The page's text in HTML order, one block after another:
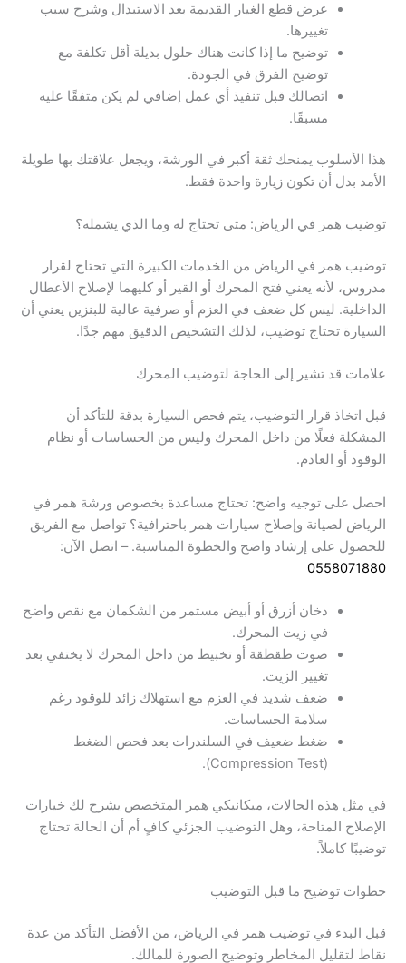
عرض قطع الغيار القديمة بعد الاستبدال وشرح سبب
تغييرها.
توضيح ما إذا كانت هناك حلول بديلة أقل تكلفة مع
توضيح الفرق في الجودة.
اتصالك قبل تنفيذ أي عمل إضافي لم يكن متفقًا عليه
مسبقًا.
هذا الأسلوب يمنحك ثقة أكبر في الورشة، ويجعل علاقتك بها طويلة
الأمد بدل أن تكون زيارة واحدة فقط.
توضيب همر في الرياض: متى تحتاج له وما الذي يشمله؟
توضيب همر في الرياض من الخدمات الكبيرة التي تحتاج لقرار
مدروس، لأنه يعني فتح المحرك أو القير أو كليهما لإصلاح الأعطال
الداخلية. ليس كل ضعف في العزم أو صرفية عالية للبنزين يعني أن
السيارة تحتاج توضيب، لذلك التشخيص الدقيق مهم جدًا.
علامات قد تشير إلى الحاجة لتوضيب المحرك
قبل اتخاذ قرار التوضيب، يتم فحص السيارة بدقة للتأكد أن
المشكلة فعلًا من داخل المحرك وليس من الحساسات أو نظام
الوقود أو العادم.
احصل على توجيه واضح: تحتاج مساعدة بخصوص ورشة همر في
الرياض لصيانة وإصلاح سيارات همر باحترافية؟ تواصل مع الفريق
للحصول على إرشاد واضح والخطوة المناسبة. – اتصل الآن:
0558071880
دخان أزرق أو أبيض مستمر من الشكمان مع نقص واضح
في زيت المحرك.
صوت طقطقة أو تخبيط من داخل المحرك لا يختفي بعد
تغيير الزيت.
ضعف شديد في العزم مع استهلاك زائد للوقود رغم
سلامة الحساسات.
ضغط ضعيف في السلندرات بعد فحص الضغط
(Compression Test).
في مثل هذه الحالات، ميكانيكي همر المتخصص يشرح لك خيارات
الإصلاح المتاحة، وهل التوضيب الجزئي كافٍ أم أن الحالة تحتاج
توضيبًا كاملاً.
خطوات توضيح ما قبل التوضيب
قبل البدء في توضيب همر في الرياض، من الأفضل التأكد من عدة
نقاط لتقليل المخاطر وتوضيح الصورة للمالك.